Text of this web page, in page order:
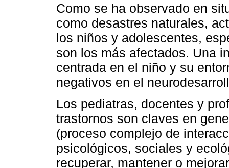
Como se ha observado en
como desastres naturales,
los niños y adolescentes,
son los más afectados. Una
centrada en el niño y su
negativos en el
Los pediatras, docentes y
trastornos son claves en
(proceso complejo de
psicológicos, sociales y
recuperar, mantener o